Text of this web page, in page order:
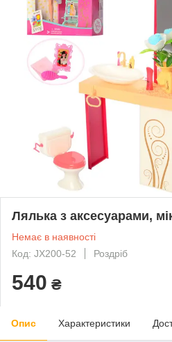
Лялька з аксесуарами,
Немає в наявності
Код: JX200-52
Роздріб
540 ₴
Опис Характеристики